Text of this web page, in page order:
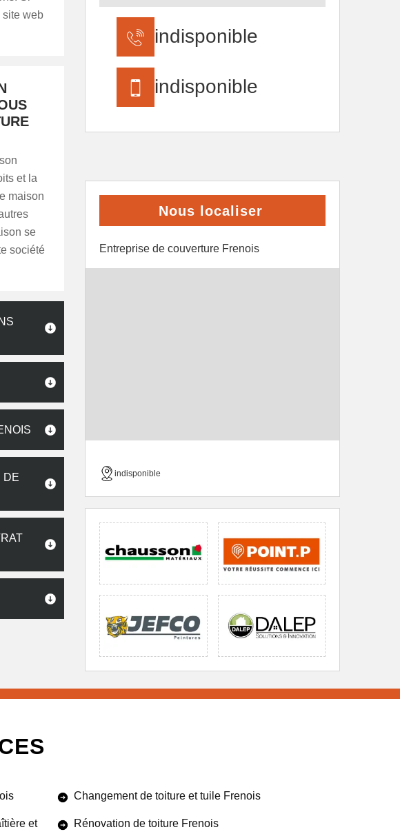
site web
et la
maison
se
société
DE
indisponible
indisponible
Nous localiser
Entreprise de couverture Frenois
indisponible
et
Changement de toiture et tuile Frenois
Rénovation de toiture Frenois